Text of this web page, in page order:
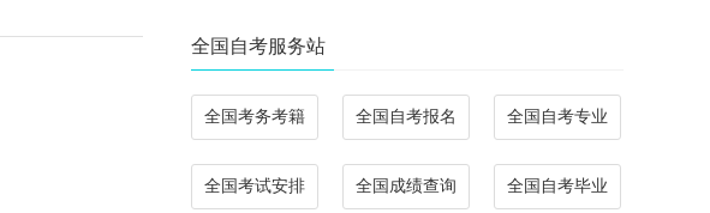
全国自考服务站
全国考务考籍 全国自考报名 全国自考专业
全国考试安排 全国成绩查询 全国自考毕业